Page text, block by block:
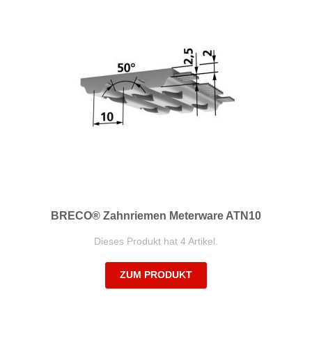
BRECO® Zahnriemen Meterware ATN10
Dieses Produkt hat 4 Artikel.
ZUM PRODUKT